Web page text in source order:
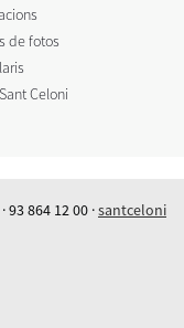
de fotos
Celoni
864 12 00 ·santceloni